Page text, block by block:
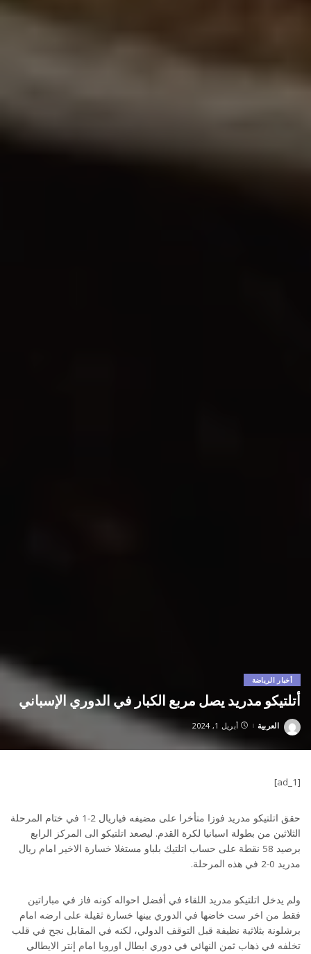
أخبار الرياضة
أتلتيكو مدريد يصل مربع الكبار في الدوري الإسباني
Posted
العربية أبريل 1, 2024
[ad_1]
حقق اتلتيكو مدريد فوزا متأخرا على مضيفه فياريال 2-1 في ختام المرحلة
الثلاثين من بطولة اسبانيا لكرة القدم. ليصعد اتلتيكو الى المركز الرابع
برصيد 58 نقطة على حساب اتلتيك بلباو مستغلا خسارة الاخير امام ريال
مدريد 0-2 في هذه المرحلة.
ولم يدخل اتلتيكو مدريد اللقاء في أفضل احواله كونه فاز في مباراتين
فقط من اخر ست خاضها في الدوري بينها خسارة ثقيلة على ارضه امام
برشلونة بثلاثية نظيفة قبل التوقف الدولي، لكنه في المقابل نجح في قلب
تخلفه في ذهاب ثمن النهائي في دوري ابطال اوروبا امام إنتر الايطالي